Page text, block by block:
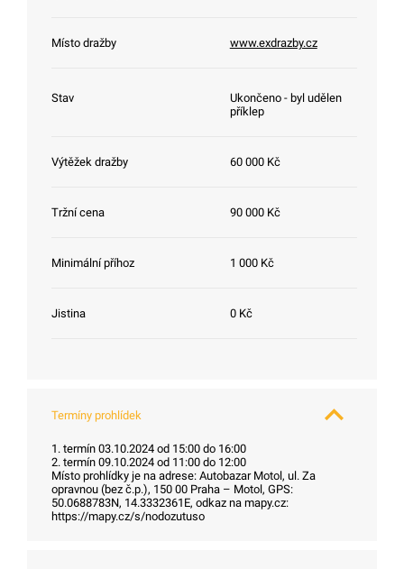
Místo dražby www.exdrazby.cz
Stav
Ukončeno - byl udělen
příklep
Výtěžek dražby 60 000 Kč
Tržní cena 90 000 Kč
Minimální příhoz 1 000 Kč
Jistina 0 Kč
Termíny prohlídek
1. termín 03.10.2024 od 15:00 do 16:00
2. termín 09.10.2024 od 11:00 do 12:00
Místo prohlídky je na adrese: Autobazar Motol, ul. Za
opravnou (bez č.p.), 150 00 Praha – Motol, GPS:
50.0688783N, 14.3332361E, odkaz na mapy.cz:
https://mapy.cz/s/nodozutuso